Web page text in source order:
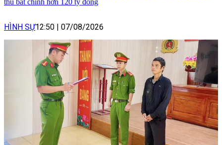
thu bất chính hơn 120 tỷ đồng
HÌNH SỰ12:50 | 07/08/2026